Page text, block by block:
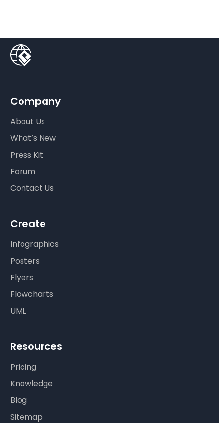
Company
About Us
What’s New
Press Kit
Forum
Contact Us
Create
Infographics
Posters
Flyers
Flowcharts
UML
Resources
Pricing
Knowledge
Blog
Sitemap